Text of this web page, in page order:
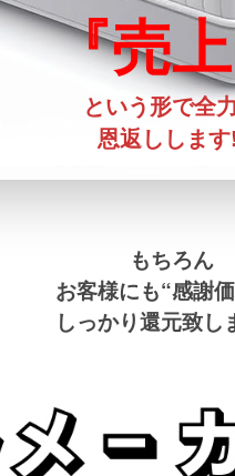
『売
という形で全
恩返ししま
もちろん
お客様にも“感謝
しっかり還元致し